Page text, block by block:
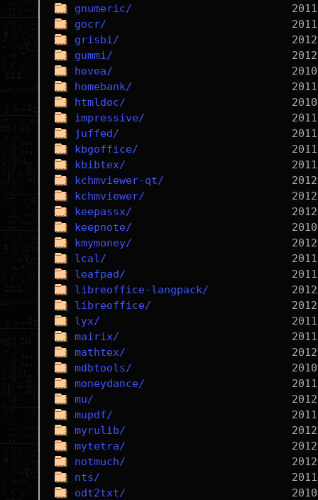
gnumeric/
gocr/
grisbi/
gummi/
hevea/
homebank/
htmldoc/
impressive/
juffed/
kbgoffice/
kbibtex/
kchmviewer-qt/
kchmviewer/
keepassx/
keepnote/
kmymoney/
lcal/
leafpad/
libreoffice-langpack/
libreoffice/
lyx/
mairix/
mathtex/
mdbtools/
moneydance/
mu/
mupdf/
myrulib/
mytetra/
notmuch/
nts/
odt2txt/